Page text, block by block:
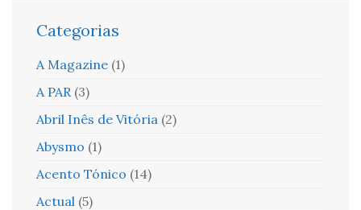
Categorias
A Magazine (1)
A PAR (3)
Abril Inês de Vitória (2)
Abysmo (1)
Acento Tónico (14)
Actual (5)